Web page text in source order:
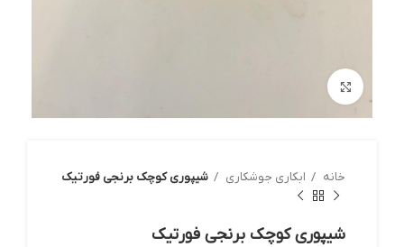
خانه ابکاری جوشکاری شیپوری کوچک برنجی فورتیک
شیپوری کوچک برنجی فورتیک